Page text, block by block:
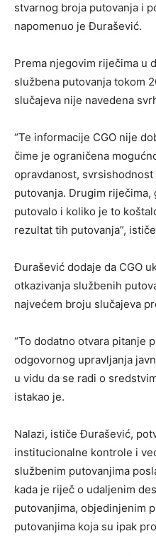
stvarnog broja putovanja i
napomenuo je Đurašević.
Prema njegovim riječima u
službena putovanja tokom
slučajeva nije navedena
“Te informacije CGO nije
čime je ograničena
opravdanost,
putovanja. Drugim riječima,
putovalo i koliko je to
rezultat tih putovanja”,
Đurašević dodaje da CGO
otkazivanja službenih
najvećem broju slučajeva
“To dodatno otvara pitanje
odgovornog upravljanja
u vidu da se radi o
istakao je.
Nalazi, ističe Đurašević,
institucionalne kontrole i
službenim putovanjima
kada je riječ o udaljenim
putovanjima, objedinjenim
putovanjima koja su ipak